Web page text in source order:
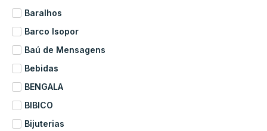
Baralhos
Barco Isopor
Baú de Mensagens
Bebidas
BENGALA
BIBICO
Bijuterias